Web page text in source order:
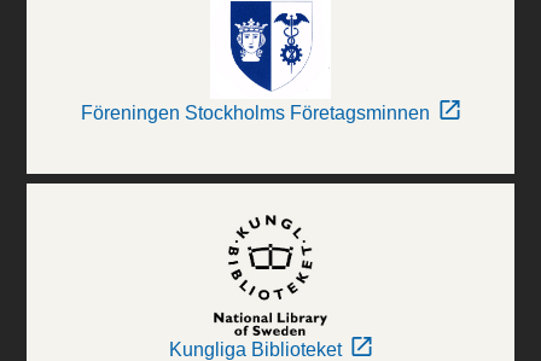
Föreningen Stockholms Företagsminnen
Kungliga Biblioteket